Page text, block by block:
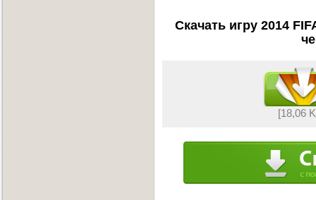
Скачать игру 2014
[18,06